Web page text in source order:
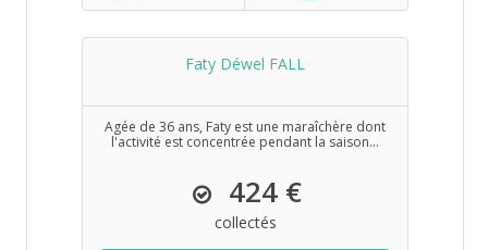
Faty Déwel FALL
Agée de 36 ans, Faty est une maraîchère dont
l'activité est concentrée pendant la saison...
424 €
collectés